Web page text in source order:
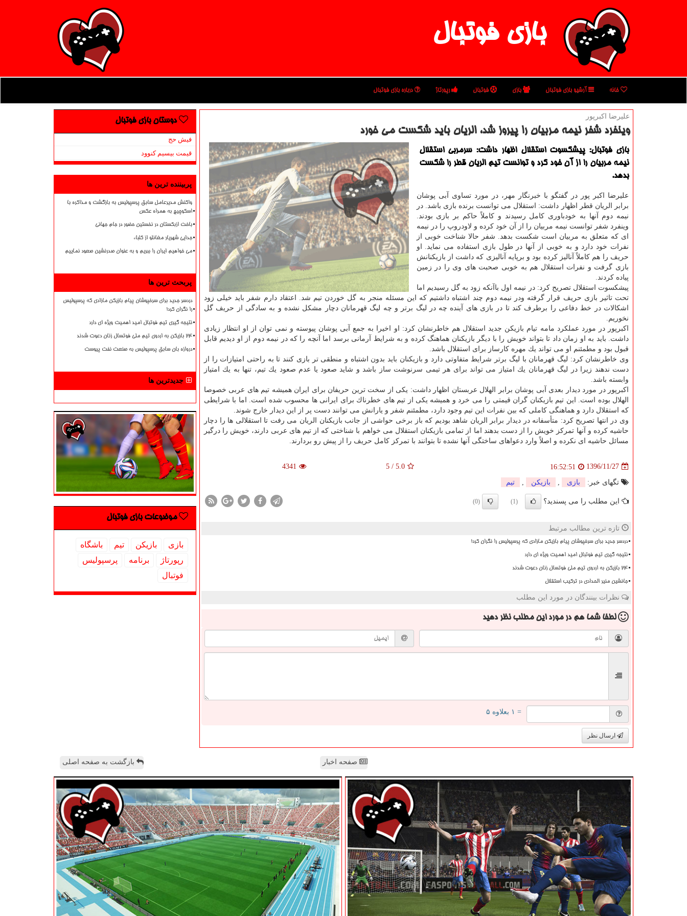
بازی فوتبال
خانه آرشیو بازی فوتبال بازی فوتبال رپورتاژ درباره بازی فوتبال
علیرضا اكبرپور
وینفرد شفر نیمه مربیان را پیروز شد، الریان باید شكست می خورد
بازی فوتبال: پیشكسوت استقلال اظهار داشت: سرمربی استقلال
نیمه مربیان را از آن خود كرد و توانست تیم الریان قطر را شكست
بدهد.
علیرضا اكبر پور در گفتگو با خبرنگار مهر، در مورد تساوی آبی پوشان
برابر الریان قطر اظهار داشت: استقلال می توانست برنده بازی باشد. در
نیمه دوم آنها به خودباوری كامل رسیدند و كاملاً حاكم بر بازی بودند.
وینفرد شفر توانست نیمه مربیان را از آن خود كرده و لاودروپ را در نیمه
ای كه متعلق به مربیان است شكست بدهد. شفر حالا شناخت خوبی از
نفرات خود دارد و به خوبی از آنها در طول بازی استفاده می نماید. او
حریف را هم كاملاً آنالیز كرده بود و برپایه آنالیزی كه داشت از بازیكنانش
بازی گرفت و نفرات استقلال هم به خوبی صحبت های وی را در زمین
پیاده كردند.
پیشكسوت استقلال تصریح كرد: در نیمه اول باآنكه زود به گل رسیدیم اما
تحت تاثیر بازی حریف قرار گرفته ودر نیمه دوم چند اشتباه داشتیم كه این مسئله منجر به گل خوردن تیم شد. اعتقاد دارم شفر باید خیلی زود
اشكالات در خط دفاعی را برطرف كند تا در بازی های آینده چه در لیگ برتر و چه لیگ قهرمانان دچار مشكل نشده و به سادگی از حریف گل
نخوریم.
اكبرپور در مورد عملكرد مامه تیام بازیكن جدید استقلال هم خاطرنشان كرد: او اخیرا به جمع آبی پوشان پیوسته و نمی توان از او انتظار زیادی
داشت. باید به او زمان داد تا بتواند خویش را با دیگر بازیكنان هماهنگ كرده و به شرایط آرمانی برسد اما آنچه را كه در نیمه دوم از او دیدیم قابل
قبول بود و مطمئنم او می تواند یك مهره كارساز برای استقلال باشد.
وی خاطرنشان كرد: لیگ قهرمانان با لیگ برتر شرایط متفاوتی دارد و بازیكنان باید بدون اشتباه و منطقی تر بازی كنند تا به راحتی امتیازات را از
دست ندهند زیرا در لیگ قهرمانان یك امتیاز می تواند برای هر تیمی سرنوشت ساز باشد و شاید صعود یا عدم صعود یك تیم، تنها به یك امتیاز
وابسته باشد.
اكبرپور در مورد دیدار بعدی آبی پوشان برابر الهلال عربستان اظهار داشت: یكی از سخت ترین حریفان برای ایران همیشه تیم های عربی خصوصا
الهلال بوده است. این تیم بازیكنان گران قیمتی را می خرد و همیشه یكی از تیم های خطرناك برای ایرانی ها محسوب شده است. اما با شرایطی
كه استقلال دارد و هماهنگی كاملی كه بین نفرات این تیم وجود دارد، مطمئنم شفر و یارانش می توانند دست پر از این دیدار خارج شوند.
وی در انتها تصریح كرد: متأسفانه در دیدار برابر الریان شاهد بودیم كه باز برخی حواشی از جانب بازیكنان الریان می رفت تا استقلالی ها را دچار
حاشیه كرده و آنها تمركز خویش را از دست بدهند اما از تمامی بازیكنان استقلال می خواهم با شناختی كه از تیم های عربی دارند، خویش را درگیر
مسائل حاشیه ای نكرده و اصلاً وارد دعواهای ساختگی آنها نشده تا بتوانند با تمركز كامل حریف را از پیش رو بردارند.
1396/11/27
16:52:51
5.0
/
5
4341
تگهای خبر: بازی بازیكن تیم
این مطلب را می پسندید؟ (1)
(0)
تازه ترین مطالب مرتبط
دردسر جدید برای سرخپوشان پیام بازیکن مازادی که پرسپولیس را نگران کرد!
نتیجه گیری تیم فوتبال امید اهمیت ویژه ای دارد
۲۴ بازیکن به اردوی تیم ملی فوتسال زنان دعوت شدند
جانشین منیر الحدادی در ترکیب استقلال
نظرات بینندگان در مورد این مطلب
لطفا شما همدر مورد این مطلب نظر دهید
= ۱ بعلاوه ۵
ارسال نظر
دوستان بازی فوتبال
فیش حج
قیمت بیسیم کنوود
پربیننده ترین ها
واکنش مدیرعامل سابق پرسپولیس به بازگشت و مذاکره با
اسکوچیچ به همراه عکس
باخت ازبکستان در نخستین حضور در جام جهانی
جدایی شهریار مغانلو از کلباء
می خواهیم ایران را ببریم و به عنوان صدرنشین صعود نماییم
پربحث ترین ها
دردسر جدید برای سرخپوشان پیام بازیکن مازادی که پرسپولیس
را نگران کرد!
نتیجه گیری تیم فوتبال امید اهمیت ویژه ای دارد
۲۴ بازیکن به اردوی تیم ملی فوتسال زنان دعوت شدند
دروازه بان سابق پرسپولیس به صنعت نفت پیوست
جدیدترین ها
موضوعات بازی فوتبال
بازی بازیكن تیم
باشگاه
رپورتاژ
برنامه
پرسپولیس
فوتبال
صفحه اخبار بازگشت به صفحه اصلی